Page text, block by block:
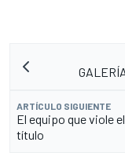
ARTÍCULO SIGUIENTE
El equipo que viole
título